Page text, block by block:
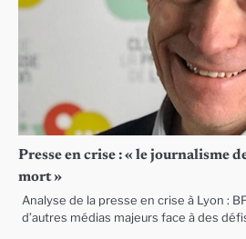
Presse en crise : « le journalisme
mort »
Analyse de la presse en crise à Lyon :
d’autres médias majeurs face à des